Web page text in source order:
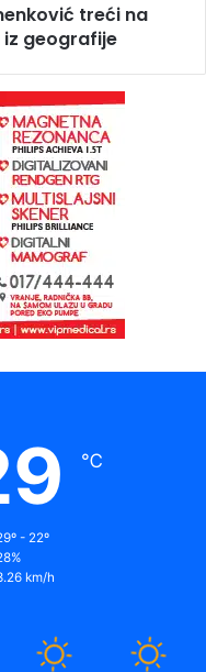
treći na
geografije
℃
- 22º
km/h